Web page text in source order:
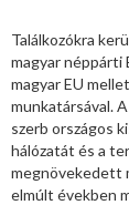
Találkozókra
magyar néppárti
magyar EU
munkatársával.
szerb országos
hálózatát és a
megnövekedett
elmúlt években